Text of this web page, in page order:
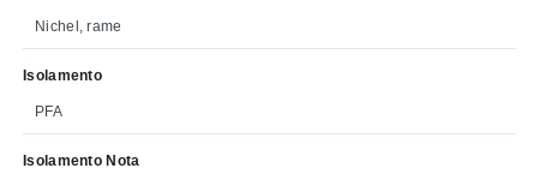
Nichel, rame
Isolamento
PFA
Isolamento Nota